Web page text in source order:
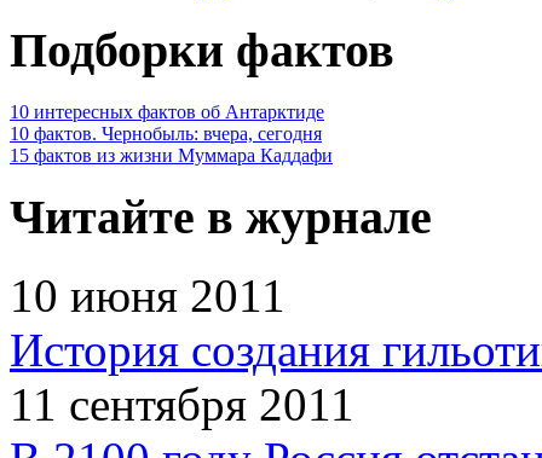
Подборки фактов
10 интересных фактов об Антарктиде
10 фактов. Чернобыль: вчера, сегодня
15 фактов из жизни Муммара Каддафи
Читайте в журнале
10 июня 2011
История создания
11 сентября 2011